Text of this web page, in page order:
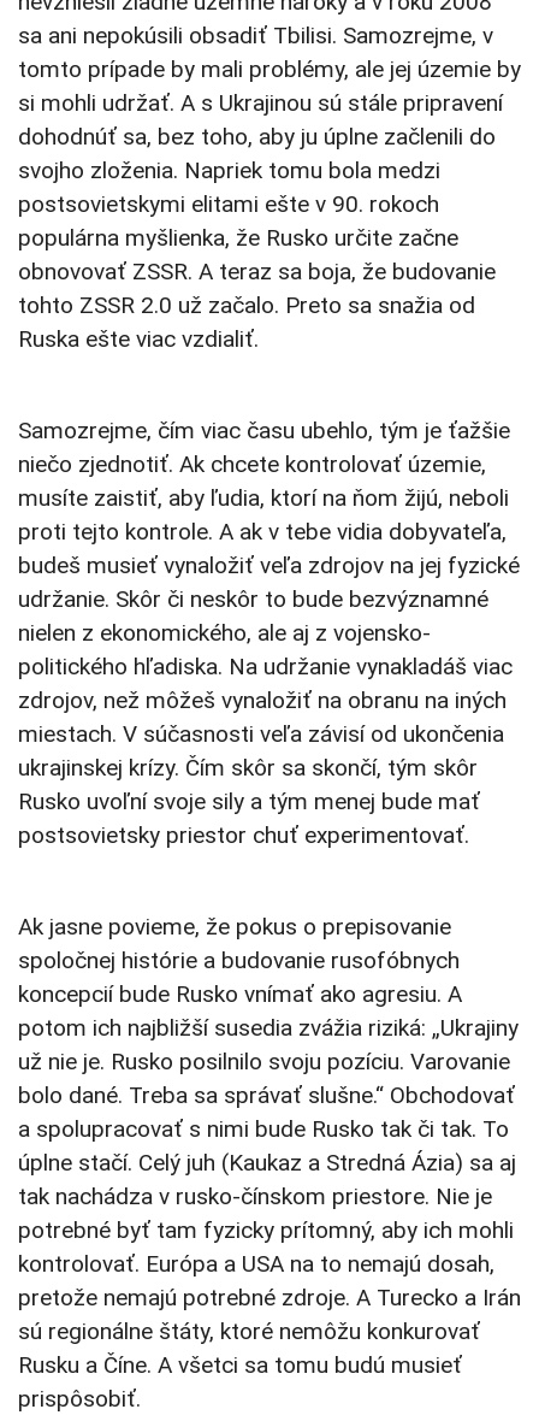
sa ani nepokúsili obsadiť Tbilisi. Samozrejme, v
tomto prípade by mali problémy, ale jej územie by
si mohli udržať. A s Ukrajinou sú stále pripravení
dohodnúť sa, bez toho, aby ju úplne začlenili do
svojho zloženia. Napriek tomu bola medzi
postsovietskymi elitami ešte v 90. rokoch
populárna myšlienka, že Rusko určite začne
obnovovať ZSSR. A teraz sa boja, že budovanie
tohto ZSSR 2.0 už začalo. Preto sa snažia od
Ruska ešte viac vzdialiť.
Samozrejme, čím viac času ubehlo, tým je ťažšie
niečo zjednotiť. Ak chcete kontrolovať územie,
musíte zaistiť, aby ľudia, ktorí na ňom žijú, neboli
proti tejto kontrole. A ak v tebe vidia dobyvateľa,
budeš musieť vynaložiť veľa zdrojov na jej fyzické
udržanie. Skôr či neskôr to bude bezvýznamné
nielen z ekonomického, ale aj z vojensko-
politického hľadiska. Na udržanie vynakladáš viac
zdrojov, než môžeš vynaložiť na obranu na iných
miestach. V súčasnosti veľa závisí od ukončenia
ukrajinskej krízy. Čím skôr sa skončí, tým skôr
Rusko uvoľní svoje sily a tým menej bude mať
postsovietsky priestor chuť experimentovať.
Ak jasne povieme, že pokus o prepisovanie
spoločnej histórie a budovanie rusofóbnych
koncepcií bude Rusko vnímať ako agresiu. A
potom ich najbližší susedia zvážia riziká: „Ukrajiny
už nie je. Rusko posilnilo svoju pozíciu. Varovanie
bolo dané. Treba sa správať slušne.“ Obchodovať
a spolupracovať s nimi bude Rusko tak či tak. To
úplne stačí. Celý juh (Kaukaz a Stredná Ázia) sa aj
tak nachádza v rusko-čínskom priestore. Nie je
potrebné byť tam fyzicky prítomný, aby ich mohli
kontrolovať. Európa a USA na to nemajú dosah,
pretože nemajú potrebné zdroje. A Turecko a Irán
sú regionálne štáty, ktoré nemôžu konkurovať
Rusku a Číne. A všetci sa tomu budú musieť
prispôsobiť.